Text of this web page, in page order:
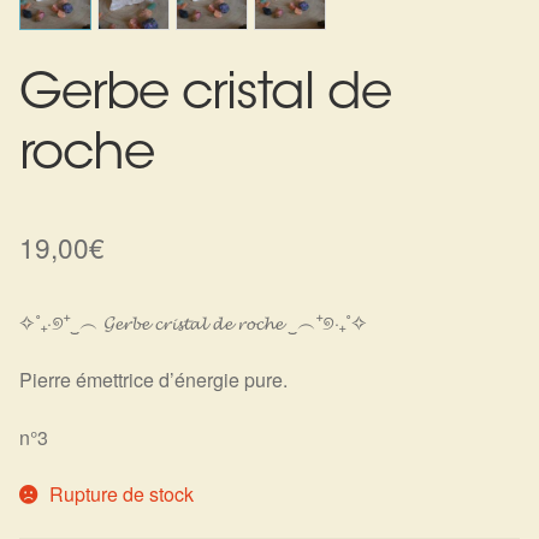
Harmonisation de l’être
Harmonisation des lieux
Soin beauté
Ésotérisme : les pratiques spirituelles du monde invisible
Gerbe cristal de
roche
19,00€
✧˚₊‧୭⁺‿︵ 𝓖𝓮𝓻𝓫𝓮 𝓬𝓻𝓲𝓼𝓽𝓪𝓵 𝓭𝓮 𝓻𝓸𝓬𝓱𝓮 ‿︵⁺୭‧₊˚✧
Pierre émettrice d’énergie pure.
n°3
Rupture de stock